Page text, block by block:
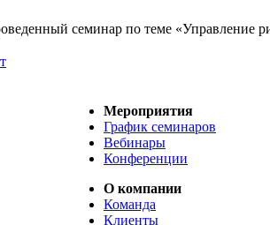
семинар по теме «Управление
Мероприятия
График семинаров
Вебинары
Конференции
О компании
Команда
Клиенты